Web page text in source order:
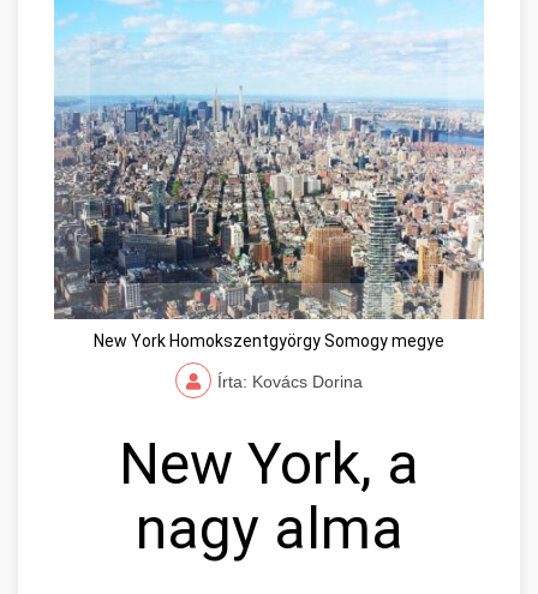
New York Homokszentgyörgy Somogy megye
Írta: Kovács Dorina
New York, a
nagy alma